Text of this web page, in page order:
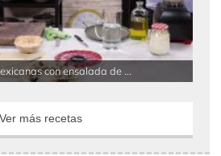
con ensalada de ...
Ver más recetas